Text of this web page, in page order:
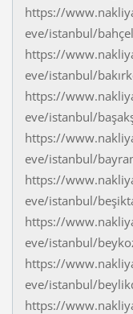
https://
eve/istanbul/
https://
eve/istanbul/
https://
eve/istanbul/
https://
eve/istanbul/
https://
eve/istanbul/
https://
eve/istanbul/
https://
eve/istanbul/
https://